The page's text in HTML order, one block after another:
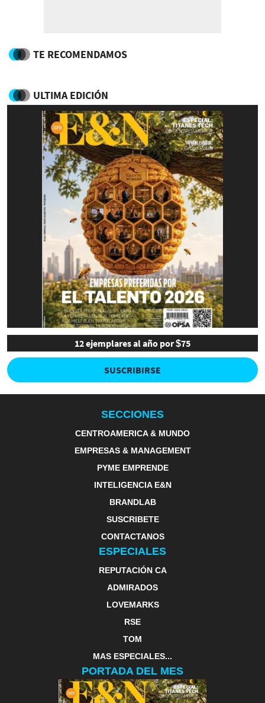
TE RECOMENDAMOS
ULTIMA EDICIÓN
12 ejemplares al año por $75
SUSCRIBIRSE
SECCIONES
CENTROAMERICA & MUNDO
EMPRESAS & MANAGEMENT
PYME EMPRENDE
INTELIGENCIA E&N
BRANDLAB
SUSCRIBETE
CONTACTANOS
ESPECIALES
REPUTACIÓN CA
ADMIRADOS
LOVEMARKS
RSE
TOM
MAS ESPECIALES...
PORTADA DEL MES